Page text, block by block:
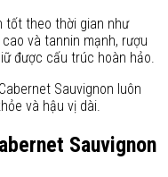
tốt theo thời gian như
và tannin mạnh, rượu
được cấu trúc hoàn hảo.
Sauvignon luôn
và hậu vị dài.
Sauvignon